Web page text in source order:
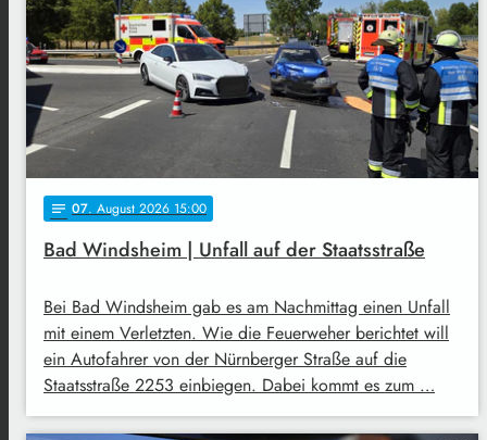
notes 07. August 2026 15:00
Bad Windsheim | Unfall auf der Staatsstraße
Bei Bad Windsheim gab es am Nachmittag einen Unfall
mit einem Verletzten. Wie die Feuerweher berichtet will
ein Autofahrer von der Nürnberger Straße auf die
Staatsstraße 2253 einbiegen. Dabei kommt es zum …